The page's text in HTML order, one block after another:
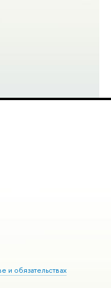
и обязательствах